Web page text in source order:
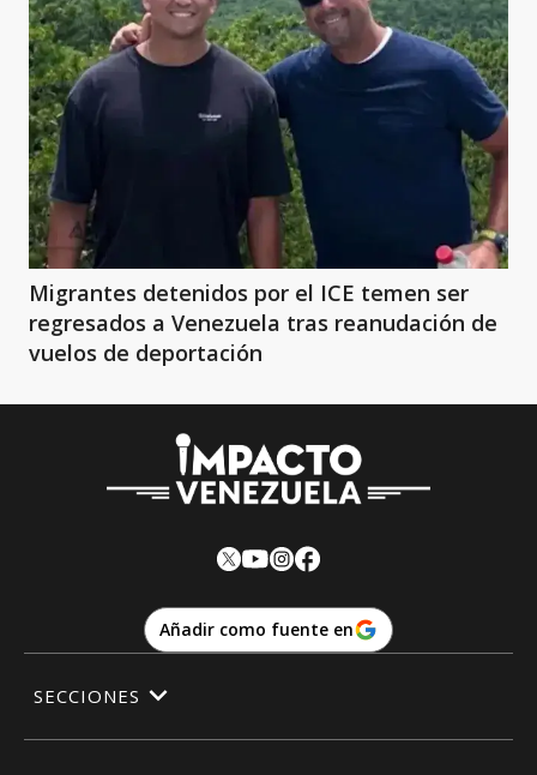
Migrantes detenidos por el ICE temen ser
regresados a Venezuela tras reanudación de
vuelos de deportación
Añadir como fuente en
SECCIONES